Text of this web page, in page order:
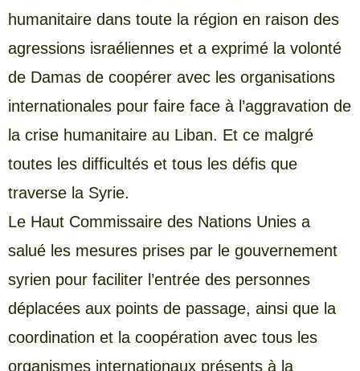
humanitaire dans toute la région en raison des
agressions israéliennes et a exprimé la volonté
de Damas de coopérer avec les organisations
internationales pour faire face à l’aggravation de
la crise humanitaire au Liban. Et ce malgré
toutes les difficultés et tous les défis que
traverse la Syrie.
Le Haut Commissaire des Nations Unies a
salué les mesures prises par le gouvernement
syrien pour faciliter l’entrée des personnes
déplacées aux points de passage, ainsi que la
coordination et la coopération avec tous les
organismes internationaux présents à la